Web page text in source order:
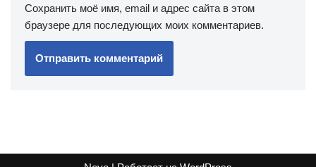
Сохранить моё имя, email и адрес сайта в этом
браузере для последующих моих комментариев.